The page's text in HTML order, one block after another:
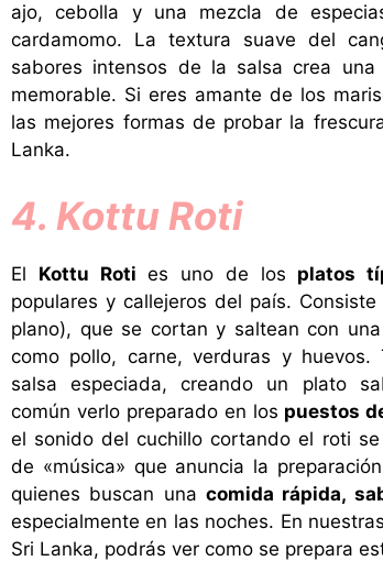
ajo, cebolla y una mezcla de
cardamomo. La textura suave del
sabores intensos de la salsa crea una
memorable. Si eres amante de los
las mejores formas de probar la
Lanka.
4. Kottu Roti
El Kottu Roti es uno de los platos
populares y callejeros del país.
plano), que se cortan y saltean con
como pollo, carne, verduras y
salsa especiada, creando un plato
común verlo preparado en los puestos
el sonido del cuchillo cortando el roti
de «música» que anuncia la
quienes buscan una comida rápida,
especialmente en las noches. En nuestras
Sri Lanka, podrás ver como se prepara